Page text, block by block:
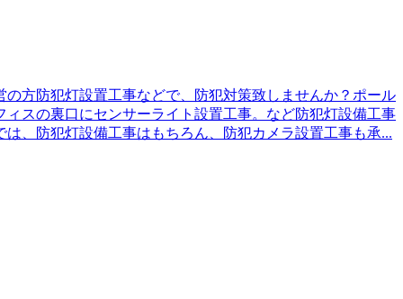
方防犯灯設置工事などで、防犯対策致しませんか？ポール
スの裏口にセンサーライト設置工事。など防犯灯設備工事
、防犯灯設備工事はもちろん、防犯カメラ設置工事も承...